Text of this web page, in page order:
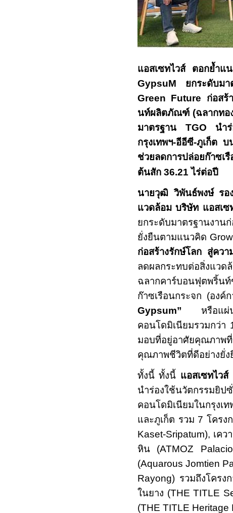
แอสเซทไวส์ ตอกย้ำ
GypsuM ยกระดับม
Green Future ก่อสร้
นท์ผลิตภัณฑ์ (ฉลากทอ
มาตรฐาน TGO นำ
กรุงเทพฯ-อีอีซี-ภูเก็ต
ช่วยลดการปล่อยก๊าซเ
ต้นสัก 36.21ไร่ต่อปี
นายวุฒิ วิพันธ์พงษ์ รอง
แวดล้อม บริษัท แอสเ
ยกระดับมาตรฐานงาน
ยั่งยืนตามแนวคิด
ก่อสร้างรักษ์โลก สู่ควา
ลดผลกระทบต่อสิ่งแว
ฉลากคาร์บอนฟุตพริ้น
ก๊าซเรือนกระจก (อง
Gypsum” หรือแ
คอนโดมิเนียมรวมกว่า
มอบที่อยู่อาศัยคุณภาพ
คุณภาพชีวิตที่ดีอย่างยั่ง
ทั้งนี้ ทั้งนี้ แอสเซทไวส์
นำร่องใช้นวัตกรรมยิ
คอนโดมิเนียมในกรุงเ
และภูเก็ต รวม 7 โครง
Kaset-Sripatum), เคว
หิน (ATMOZ
(Aquarous Jomtien
Rayong) รวมถึงโครง
ในยาง (THE TITLE
(THE TITLE Heritage